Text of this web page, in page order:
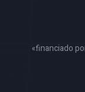
«financiado